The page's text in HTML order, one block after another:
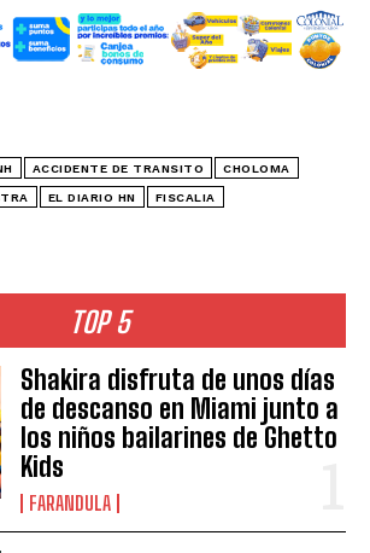
TOP 5
Shakira disfruta de unos días
de descanso en Miami junto a
los niños bailarines de Ghetto
Kids
FARANDULA
ACCIDENTE DE TRANSITO CHOLOMA
EL DIARIO HN FISCALIA